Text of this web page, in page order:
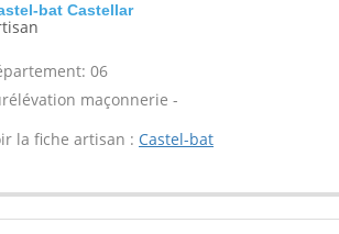
bat Castellar
06
maçonnerie -
la fiche artisan : Castel-bat